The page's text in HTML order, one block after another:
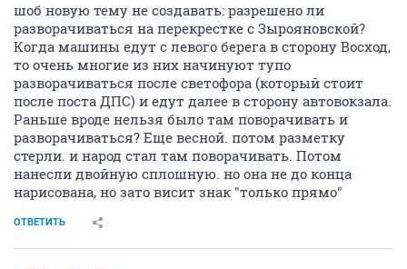
шоб новую тему не создавать: разрешено ли
разворачиваться на перекрестке с Зырояновской?
Когда машины едут с левого берега в сторону Восход,
то очень многие из них начинуют тупо
разворачиваться после светофора (который стоит
после поста ДПС) и едут далее в сторону автовокзала.
Раньше вроде нельзя было там поворачивать и
разворачиваться? Еще весной. потом разметку
стерли. и народ стал там поворачивать. Потом
нанесли двойную сплошную. но она не до конца
нарисована, но зато висит знак "только прямо"
ОТВЕТИТЬ